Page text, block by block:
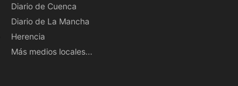
Diario de Cuenca
Diario de La Mancha
Herencia
Más medios locales...